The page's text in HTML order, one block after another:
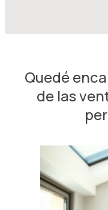
Quedé
de las